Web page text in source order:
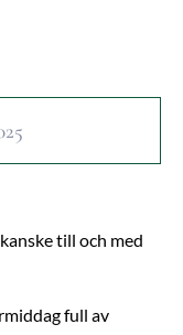
till och med
full av